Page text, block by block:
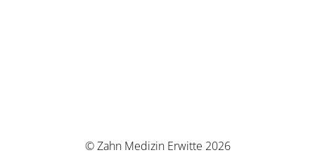
© Zahn Medizin Erwitte 2026